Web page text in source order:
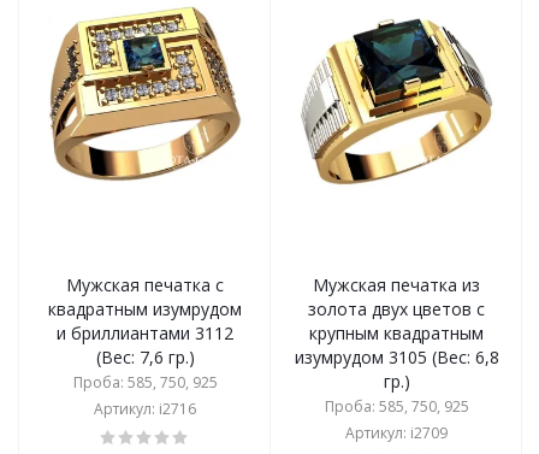
Мужская печатка с
квадратным изумрудом
и бриллиантами 3112
(Вес: 7,6 гр.)
Проба: 585, 750, 925
Артикул: i2716
Мужская печатка из
золота двух цветов с
крупным квадратным
изумрудом 3105 (Вес: 6,8
гр.)
Проба: 585, 750, 925
Артикул: i2709